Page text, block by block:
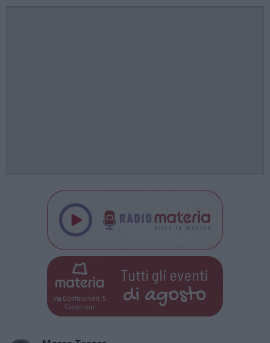
Via Confalonieri, 5
Castronno
Tutti gli eventi
di agosto